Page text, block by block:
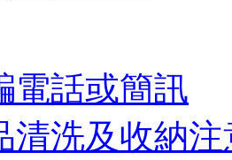
電話或簡訊
清洗及收納